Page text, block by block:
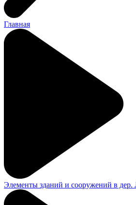
Главная
Элементы зданий и сооружений в дер.